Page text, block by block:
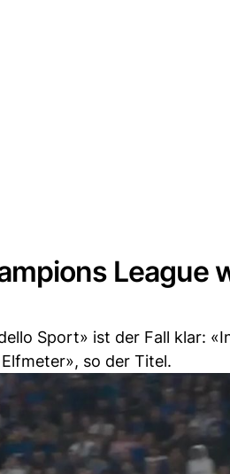
League
Sport» ist der Fall klar:
so der Titel.